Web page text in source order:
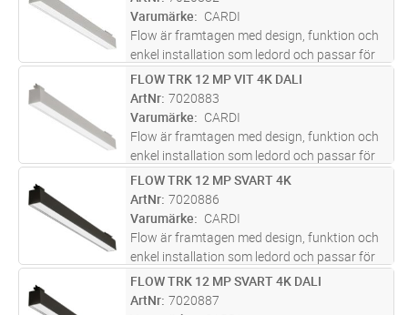
smidigt att installera eftersom den kan
monteras dire...läs mer
Varumärke
CARDI
Flow är framtagen med design, funktion och
enkel installation som ledord och passar för
kontor och andra typer av offentliga miljöer.
Armaturen har en direkt ljusfördelning. Flow
track har en adapter
ST Lägg i kundvagn
FLOW TRK 12 MP VIT 4K DALI
ArtNr 7020883
Varumärke
CARDI
Flow är framtagen med design, funktion och
enkel installation som ledord och passar för
kontor och andra typer av offentliga miljöer.
Armaturen har en direkt ljusfördelning. Flow
track har en adapter
ST Lägg i kundvagn
FLOW TRK 12 MP SVART 4K
ArtNr 7020886
Varumärke
CARDI
Flow är framtagen med design, funktion och
enkel installation som ledord och passar för
kontor och andra typer av offentliga miljöer.
Armaturen har en direkt ljusfördelning. Flow
ST Lägg i kundvagn
FLOW TRK 12 MP SVART 4K DALI
ArtNr 7020887